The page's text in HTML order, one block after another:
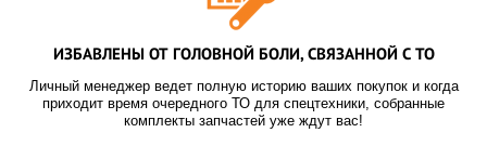
ИЗБАВЛЕНЫ ОТ ГОЛОВНОЙ БОЛИ, СВЯЗАННОЙ С ТО
Личный менеджер ведет полную историю ваших покупок и когда
приходит время очередного ТО для спецтехники, собранные
комплекты запчастей уже ждут вас!